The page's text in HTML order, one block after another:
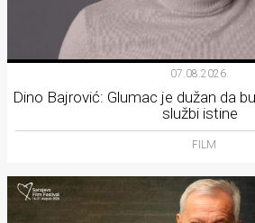
07.08.2026.
Dino Bajrović: Glumac je dužan da
službi istine
FILM